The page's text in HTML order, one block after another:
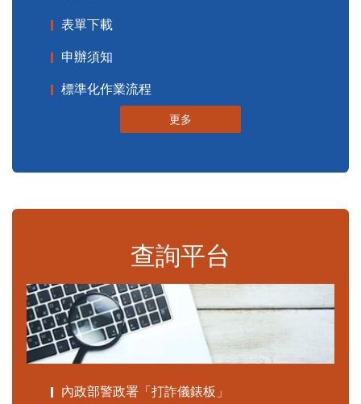
表單下載
申辦須知
標準化作業流程
更多
查詢平台
內政部警政署「打詐儀錶板」